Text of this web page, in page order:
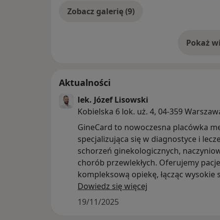
Zobacz galerię (9)
Pokaż o
Aktualności
lek. Józef Lisowski
Kobielska 6 lok. uż. 4, 04-359
GineCard to nowoczesna placówka
specjalizująca się w diagnostyce i
schorzeń ginekologicznych,
chorób przewlekłych. Oferujemy
kompleksową opiekę, łącząc wysokie
medyczne, dostęp do
diagnostycznych oraz przyjazną
Dowiedz się więcej
19/11/2025